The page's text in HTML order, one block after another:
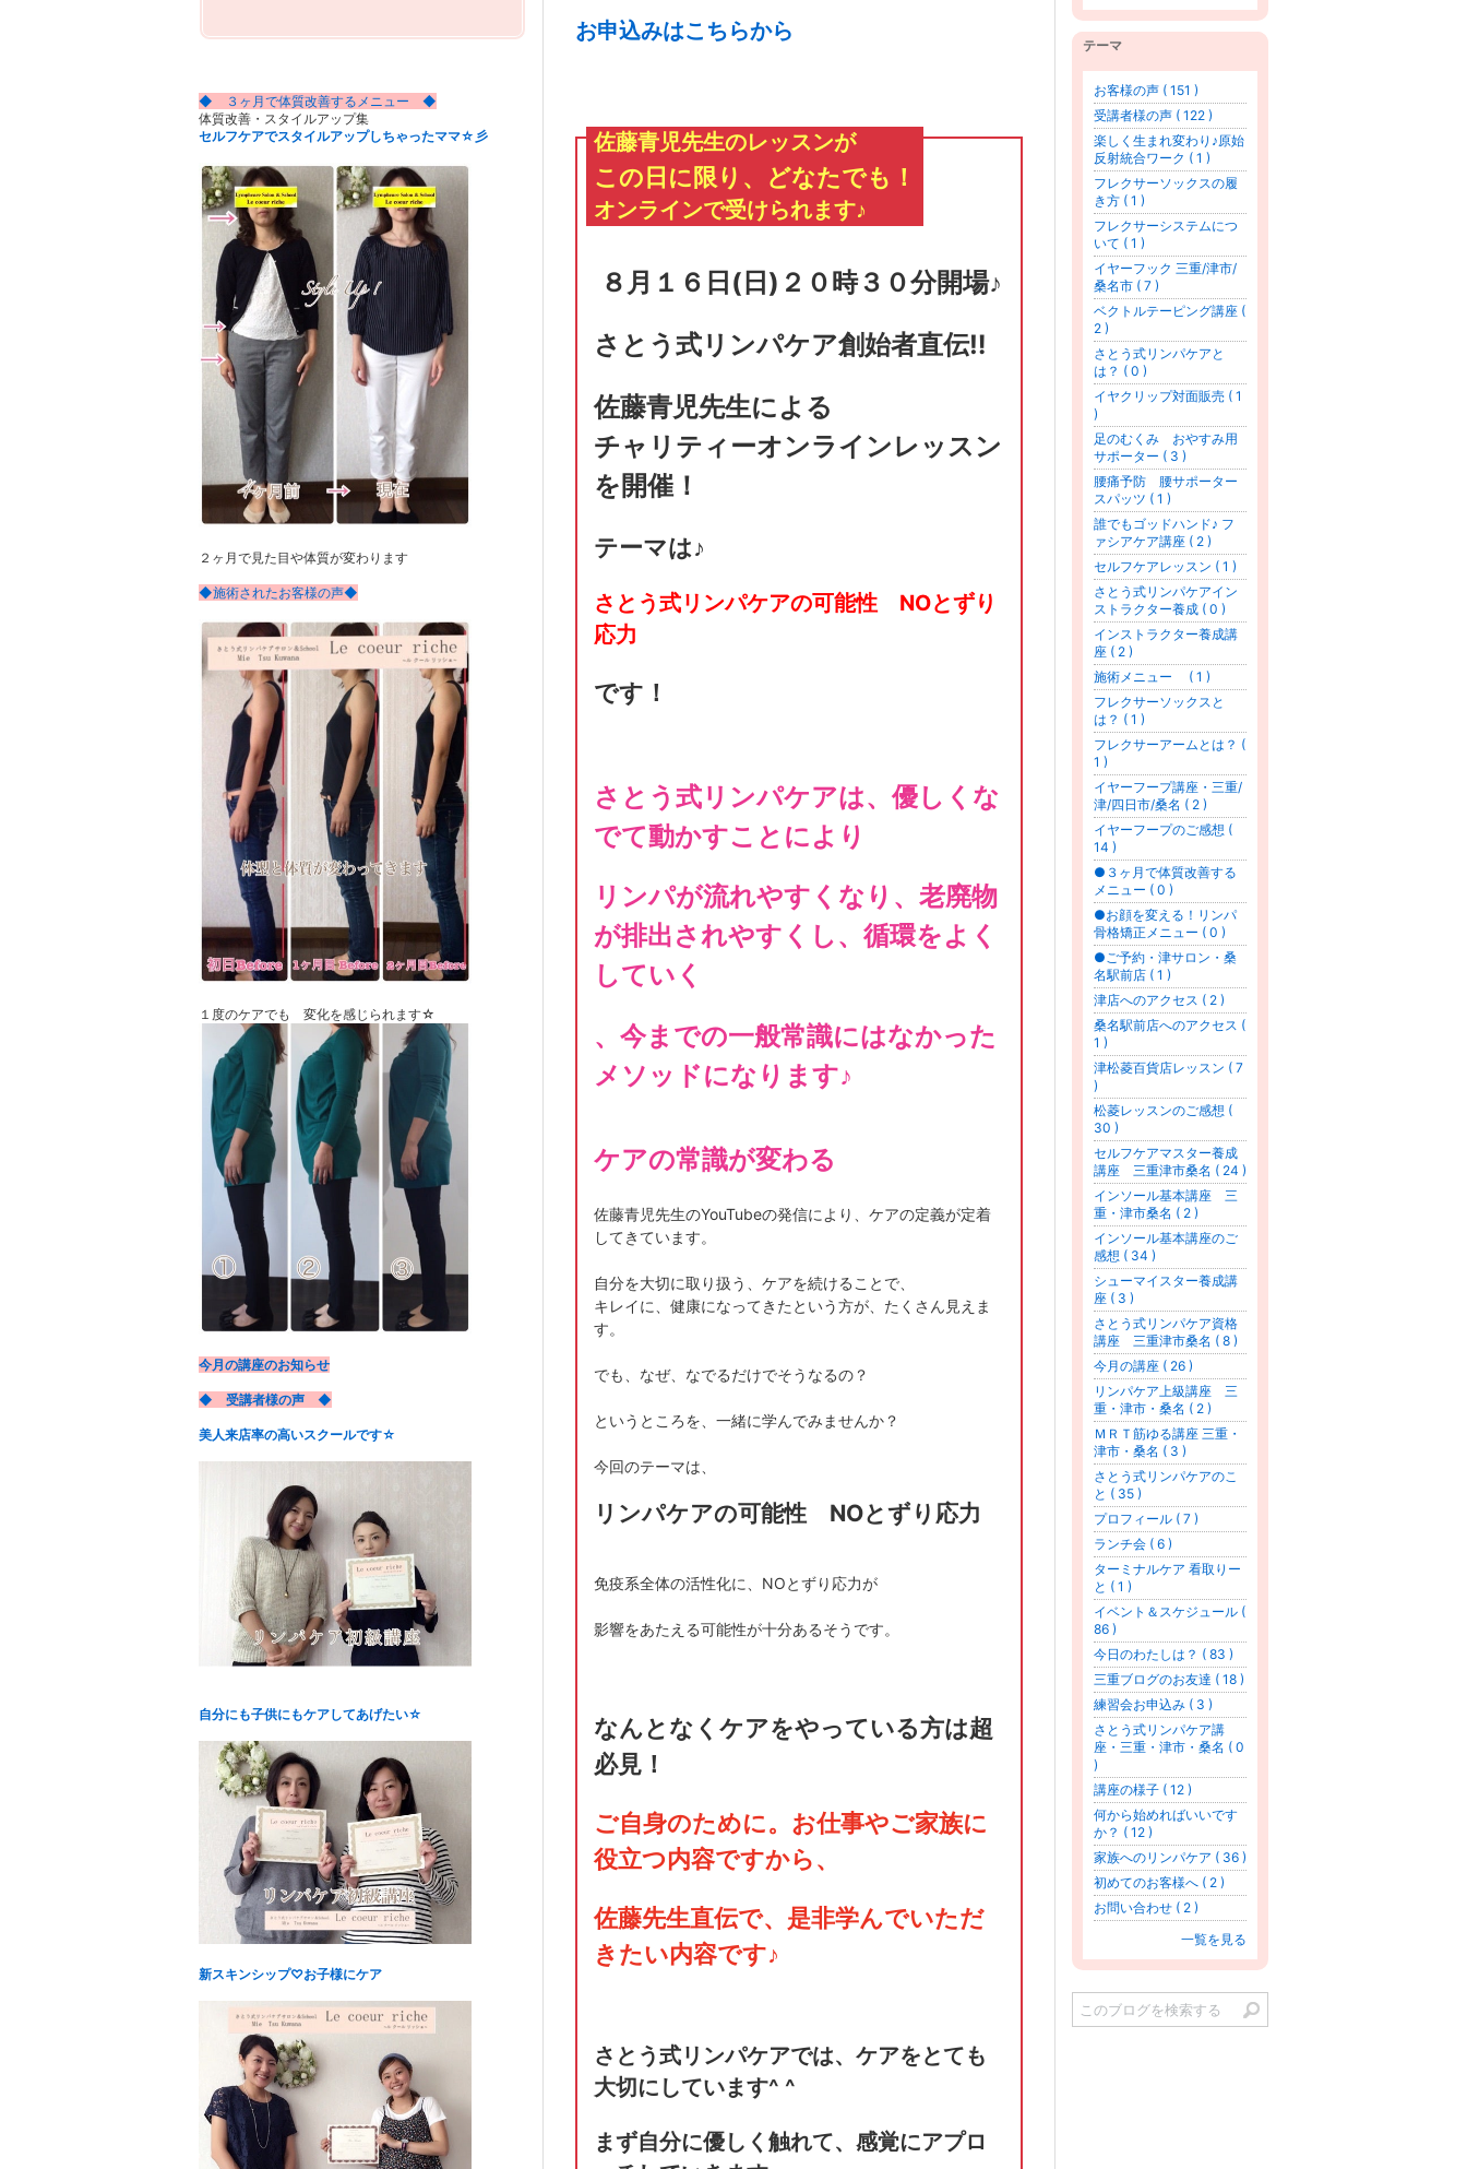
お申込みはこちらから
佐藤青児先生のレッスンが
この日に限り、どなたでも！
オンラインで受けられます♪
８ 月１６日(日)２０時３０分開場♪
さとう式リンパケア創始者直伝‼
佐藤青児先生による
チャリティーオンラインレッスン
を開催！
テーマは♪
さとう式リンパケアの可能性 NOとずり
応力
です！
さとう式リンパケアは、優しくな
でて動かすことにより
リンパが流れやすくなり、老廃物
が排出されやすくし、循環をよく
していく
、今までの一般常識にはなかった
メソッドになります♪
ケアの常識が変わる
佐藤青児先生のYouTubeの発信により、ケアの定義が定着
してきています。
自分を大切に取り扱う、ケアを続けることで、
キレイに、健康になってきたという方が、たくさん見えま
す。
でも、なぜ、なでるだけでそうなるの？
というところを、一緒に学んでみませんか？
今回のテーマは、
リンパケアの可能性 NOとずり応力
免疫系全体の活性化に、NOとずり応力が
影響をあたえる可能性が十分あるそうです。
なんとなくケアをやっている方は超
必見！
ご自身のために。お仕事やご家族に
役立つ内容ですから、
佐藤先生直伝で、是非学んでいただ
きたい内容です♪
さとう式リンパケアでは、ケアをとても
大切にしています^ ^
まず自分に優しく触れて、感覚にアプロ
◆ ３ヶ月で体質改善するメニュー ◆
体質改善・スタイルアップ集
セルフケアでスタイルアップしちゃったママ☆彡
２ヶ月で見た目や体質が変わります
◆施術されたお客様の声◆
１度のケアでも 変化を感じられます☆
今月の講座のお知らせ
◆ 受講者様の声 ◆
美人来店率の高いスクールです☆
自分にも子供にもケアしてあげたい☆
新スキンシップ♡お子様にケア
テーマ
お客様の声 ( 151 )
受講者様の声 ( 122 )
楽しく生まれ変わり♪原始
反射統合ワーク ( 1 )
フレクサーソックスの履
き方 ( 1 )
フレクサーシステムにつ
いて ( 1 )
イヤーフック 三重/津市/
桑名市 ( 7 )
ベクトルテーピング講座 (
2 )
さとう式リンパケアと
は？ ( 0 )
イヤクリップ対面販売 ( 1
)
足のむくみ おやすみ用
サポーター ( 3 )
腰痛予防 腰サポーター
スパッツ ( 1 )
誰でもゴッドハンド♪ フ
ァシアケア講座 ( 2 )
セルフケアレッスン ( 1 )
さとう式リンパケアイン
ストラクター養成 ( 0 )
インストラクター養成講
座 ( 2 )
施術メニュー ( 1 )
フレクサーソックスと
は？ ( 1 )
フレクサーアームとは？ (
1 )
イヤーフープ講座・三重/
津/四日市/桑名 ( 2 )
イヤーフープのご感想 (
14 )
●３ヶ月で体質改善する
メニュー ( 0 )
●お顔を変える！リンパ
骨格矯正メニュー ( 0 )
●ご予約・津サロン・桑
名駅前店 ( 1 )
津店へのアクセス ( 2 )
桑名駅前店へのアクセス (
1 )
津松菱百貨店レッスン ( 7
)
松菱レッスンのご感想 (
30 )
セルフケアマスター養成
講座 三重津市桑名 ( 24 )
インソール基本講座 三
重・津市桑名 ( 2 )
インソール基本講座のご
感想 ( 34 )
シューマイスター養成講
座 ( 3 )
さとう式リンパケア資格
講座 三重津市桑名 ( 8 )
今月の講座 ( 26 )
リンパケア上級講座 三
重・津市・桑名 ( 2 )
ＭＲＴ筋ゆる講座 三重・
津市・桑名 ( 3 )
さとう式リンパケアのこ
と ( 35 )
プロフィール ( 7 )
ランチ会 ( 6 )
ターミナルケア 看取りー
と ( 1 )
イベント＆スケジュール (
86 )
今日のわたしは？ ( 83 )
三重ブログのお友達 ( 18 )
練習会お申込み ( 3 )
さとう式リンパケア講
座・三重・津市・桑名 ( 0
)
講座の様子 ( 12 )
何から始めればいいです
か？ ( 12 )
家族へのリンパケア ( 36 )
初めてのお客様へ ( 2 )
お問い合わせ ( 2 )
一覧を見る